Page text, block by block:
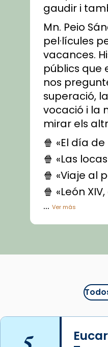
gaudir i
Mn. Peio
pel·lícules
vacances.
públics que
nos
superació,
vocació i la
mirar els
🍿 «El día
🍿 «Las
🍿 «Viaje al
🍿 «León XIV,
...Ver más
Vídeo
La
arribar el